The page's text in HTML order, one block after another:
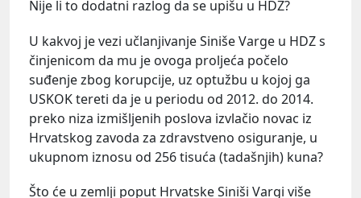
Nije li to dodatni razlog da se upišu u HDZ?
U kakvoj je vezi učlanjivanje Siniše Varge u HDZ s
činjenicom da mu je ovoga proljeća počelo
suđenje zbog korupcije, uz optužbu u kojoj ga
USKOK tereti da je u periodu od 2012. do 2014.
preko niza izmišljenih poslova izvlačio novac iz
Hrvatskog zavoda za zdravstveno osiguranje, u
ukupnom iznosu od 256 tisuća (tadašnjih) kuna?
Što će u zemlji poput Hrvatske Siniši Vargi više